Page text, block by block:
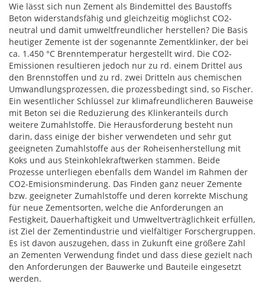
Wie lässt sich nun Zement als Bindemittel des Baustoffs
Beton widerstandsfähig und gleichzeitig möglichst CO2-
neutral und damit umweltfreundlicher herstellen? Die Basis
heutiger Zemente ist der sogenannte Zementklinker, der bei
ca. 1.450 °C Brenntemperatur hergestellt wird. Die CO2-
Emissionen resultieren jedoch nur zu rd. einem Drittel aus
den Brennstoffen und zu rd. zwei Dritteln aus chemischen
Umwandlungsprozessen, die prozessbedingt sind, so Fischer.
Ein wesentlicher Schlüssel zur klimafreundlicheren Bauweise
mit Beton sei die Reduzierung des Klinkeranteils durch
weitere Zumahlstoffe. Die Herausforderung besteht nun
darin, dass einige der bisher verwendeten und sehr gut
geeigneten Zumahlstoffe aus der Roheisenherstellung mit
Koks und aus Steinkohlekraftwerken stammen. Beide
Prozesse unterliegen ebenfalls dem Wandel im Rahmen der
CO2-Emisionsminderung. Das Finden ganz neuer Zemente
bzw. geeigneter Zumahlstoffe und deren korrekte Mischung
für neue Zementsorten, welche die Anforderungen an
Festigkeit, Dauerhaftigkeit und Umweltverträglichkeit erfüllen,
ist Ziel der Zementindustrie und vielfältiger Forschergruppen.
Es ist davon auszugehen, dass in Zukunft eine größere Zahl
an Zementen Verwendung findet und dass diese gezielt nach
den Anforderungen der Bauwerke und Bauteile eingesetzt
werden.